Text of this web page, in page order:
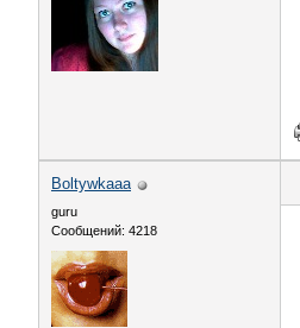
Boltywkaaa
guru
Сообщений: 4218